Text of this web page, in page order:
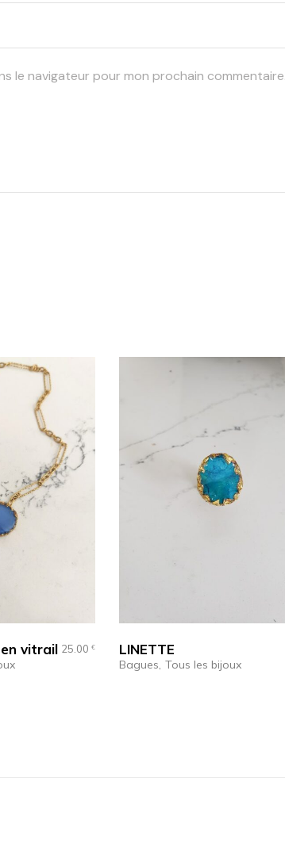
le navigateur pour mon prochain
en vitrail 25.00 € LINETTE
Bagues Tous les bijoux